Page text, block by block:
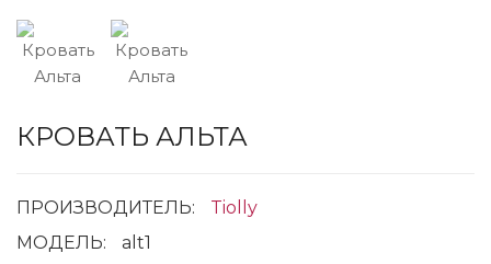
КРОВАТЬ АЛЬТА
ПРОИЗВОДИТЕЛЬ:
Tiolly
МОДЕЛЬ:
alt1